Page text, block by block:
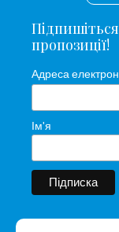
пропозиції!
Адреса
Ім'я